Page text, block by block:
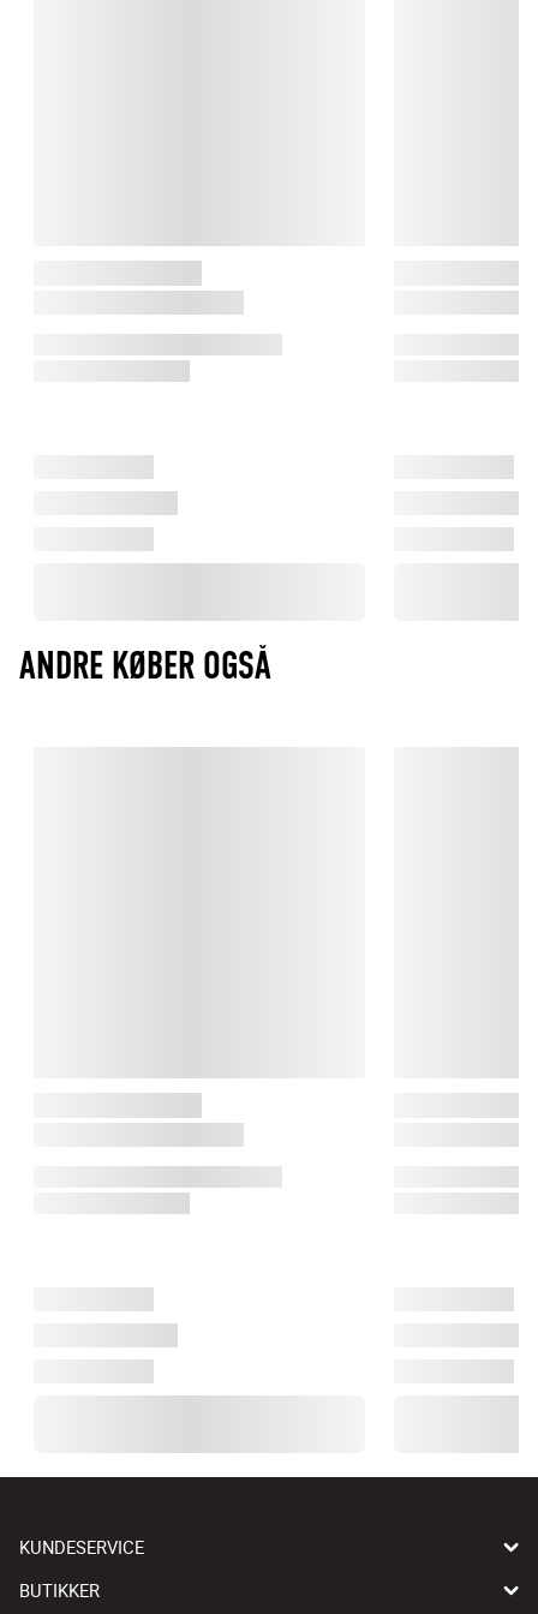
ANDRE KØBER OGSÅ
KUNDESERVICE
BUTIKKER